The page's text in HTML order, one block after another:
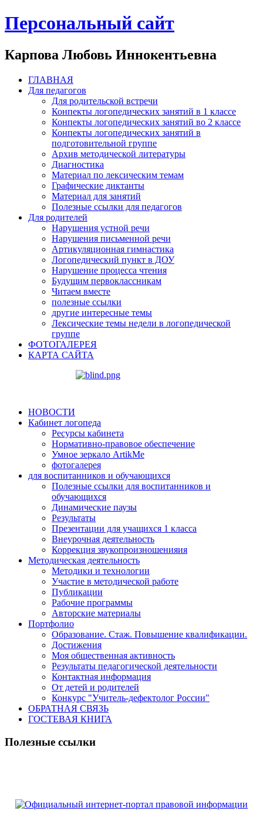
Персональный сайт
Карпова Любовь Иннокентьевна
ГЛАВНАЯ
Для педагогов
Для родительской встречи
Конпекты логопедических занятий в 1 классе
Конпекты логопедических занятий во 2 классе
Конпекты логопедических занятий в
подготовительной группе
Архив методической литературы
Диагностика
Материал по лексическим темам
Графические диктанты
Материал для занятий
Полезные ссылки для педагогов
Для родителей
Нарушения устной речи
Нарушения письменной речи
Артикуляционная гимнастика
Логопедический пункт в ДОУ
Нарушение процесса чтения
Будущим первоклассникам
Читаем вместе
полезные ссылки
другие интересные темы
Лексические темы недели в логопедической
группе
ФОТОГАЛЕРЕЯ
КАРТА САЙТА
НОВОСТИ
Кабинет логопеда
Ресурсы кабинета
Нормативно-правовое обеспечение
Умное зеркало ArtikMe
фотогалерея
для воспитанников и обучающихся
Полезные ссылки для воспитанников и
обучающихся
Динамические паузы
Результаты
Презентации для учащихся 1 класса
Внеурочная деятельность
Коррекция звукопроизношенияия
Методическая деятельность
Методики и технологии
Участие в методической работе
Публикации
Рабочие программы
Авторские материалы
Портфолио
Образование. Стаж. Повышение квалификации.
Достижения
Моя общественная активность
Результаты педагогической деятельности
Контактная информация
От детей и родителей
Конкурс "Учитель-дефектолог России"
ОБРАТНАЯ СВЯЗЬ
ГОСТЕВАЯ КНИГА
Полезные ссылки